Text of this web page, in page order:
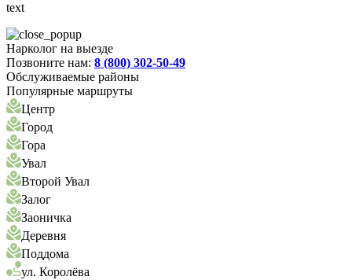
text
Нарколог на выезде
Позвоните нам: 8 (800) 302-50-49
Обслуживаемые районы
Популярные маршруты
Центр
Город
Гора
Увал
Второй Увал
Залог
Заоничка
Деревня
Поддома
ул. Королёва